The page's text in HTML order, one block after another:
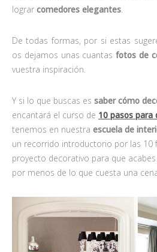
lograr comedores elegantes.
De todas formas, por si estas
os dejamos unas cuantas fotos de
vuestra inspiración.
Y si lo que buscas es saber cómo
encantará el curso de 10 pasos para
tenemos en nuestra escuela de
un recorrido introductorio por las 10
proyecto decorativo para que
por menos de lo que cuesta una